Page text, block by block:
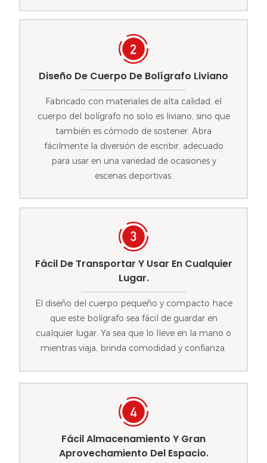
Diseño De Cuerpo De Bolígrafo Liviano
Fabricado con materiales de alta calidad, el
cuerpo del bolígrafo no solo es liviano, sino que
también es cómodo de sostener. Abra
fácilmente la diversión de escribir, adecuado
para usar en una variedad de ocasiones y
escenas deportivas.
Fácil De Transportar Y Usar En Cualquier
Lugar.
El diseño del cuerpo pequeño y compacto hace
que este bolígrafo sea fácil de guardar en
cualquier lugar. Ya sea que lo lleve en la mano o
mientras viaja, brinda comodidad y confianza.
Fácil Almacenamiento Y Gran
Aprovechamiento Del Espacio.